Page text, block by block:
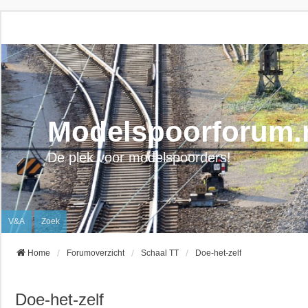
De plek voor modelspoorders!
V&A Zoek
Home Forumoverzicht Schaal TT Doe-het-zelf
Doe-het-zelf